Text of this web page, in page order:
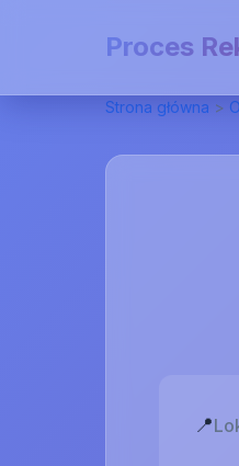
Proces
Strona główna >
📍